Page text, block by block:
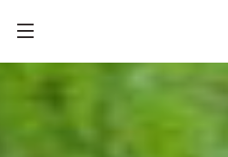
Menu